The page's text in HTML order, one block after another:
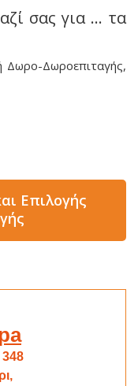
σας για … τα
Δωροεπιταγής,
Επιλογής